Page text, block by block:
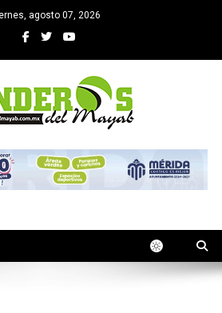
agosto 07, 2026
DEL MAYAB